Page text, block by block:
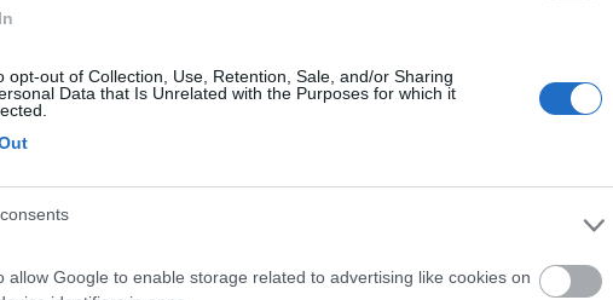
opt-out of Collection, Use, Retention, Sale, and/or Sharing
Data that Is Unrelated with the Purposes for which it
allow Google to enable storage related to advertising like cookies on
devo dire pero' che poi me lo hanno sistemato tutto regalandomi anche
elettrico, (sono tre volte che lo porto a riparare dicono che si sporca il
Marioid="Courier New">id="blue">id="size3">